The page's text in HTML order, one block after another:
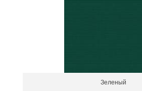
Зеленый